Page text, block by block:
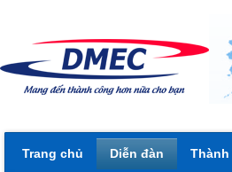
Trang chủ Diễn đàn Thành